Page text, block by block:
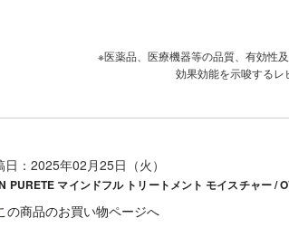
※医薬品、医療機器等の品質、有効性
効果効能を示唆するレ
日：2025年02月25日（火）
PURETE マインドフル トリートメント モイスチャー /
の商品のお買い物ページへ